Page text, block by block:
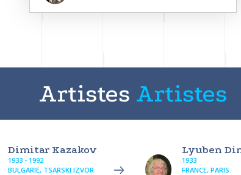
Artistes Artistes
Dimitar Kazakov
1933 - 1992
BULGARIE, TSARSKI IZVOR
Lyuben
1933
FRANCE, PARIS